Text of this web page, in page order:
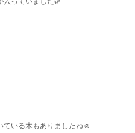
ている木もありましたね☺️